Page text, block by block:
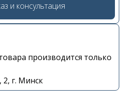
и консультация
производится только
г. Минск